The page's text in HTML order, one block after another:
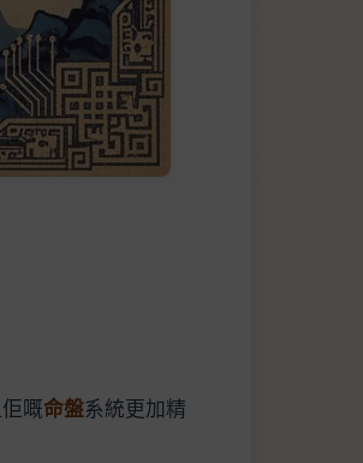
嘅命盤系統更加精